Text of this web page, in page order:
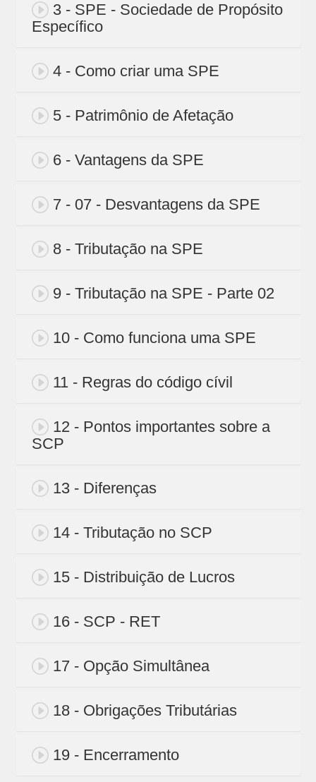
3 - SPE - Sociedade de Propósito
Específico
4 - Como criar uma SPE
5 - Patrimônio de Afetação
6 - Vantagens da SPE
7 - 07 - Desvantagens da SPE
8 - Tributação na SPE
9 - Tributação na SPE - Parte 02
10 - Como funciona uma SPE
11 - Regras do código cívil
12 - Pontos importantes sobre a
SCP
13 - Diferenças
14 - Tributação no SCP
15 - Distribuição de Lucros
16 - SCP - RET
17 - Opção Simultânea
18 - Obrigações Tributárias
19 - Encerramento